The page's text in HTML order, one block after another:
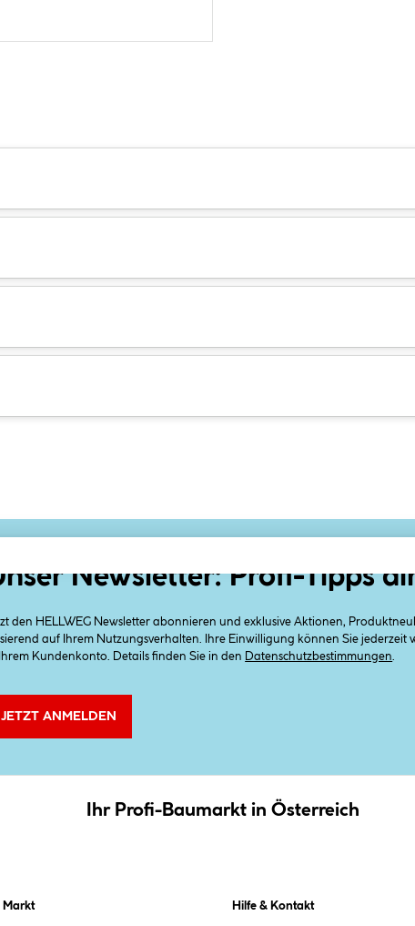
Newsletter: Profi-Tipps
den HELLWEG Newsletter abonnieren und exklusive Aktionen,
auf Ihrem Nutzungsverhalten. Ihre Einwilligung können Sie
Kundenkonto. Details finden Sie in den
Datenschutzbestimmungen
JETZT ANMELDEN
Ihr Profi-Baumarkt in Österreich
Markt Hilfe & Kontakt